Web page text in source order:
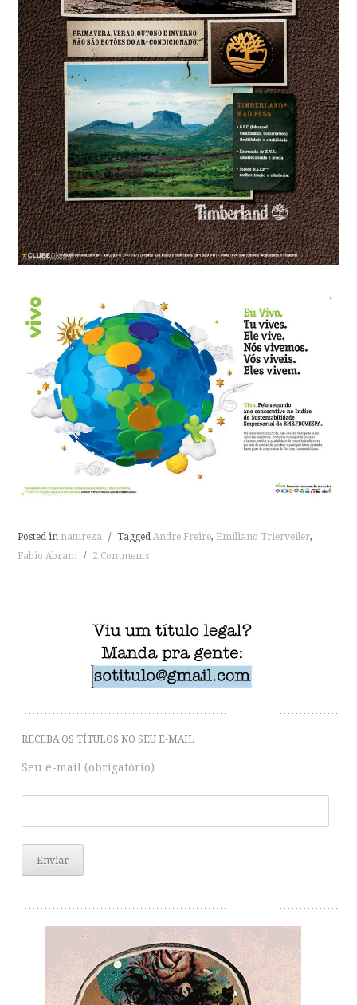
Posted in natureza / Tagged Andre Freire, Emiliano Trierveiler,
Fabio Abram
/ 2 Comments
RECEBA OS TÍTULOS NO SEU E-MAIL
Seu e-mail (obrigatório)